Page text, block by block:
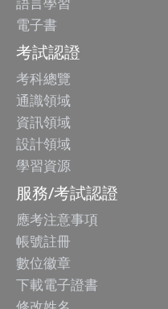
電子書
考試認證
考科總覽
通識領域
資訊領域
設計領域
學習資源
服務/考試認證
應考注意事項
帳號註冊
數位徽章
下載電子證書